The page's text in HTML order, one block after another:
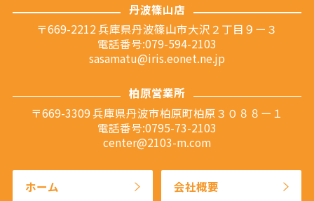
丹波篠山店
〒669-2212 兵庫県丹波篠山市大沢２丁目９ー３
電話番号:079-594-2103
sasamatu@iris.eonet.ne.jp
柏原営業所
〒669-3309 兵庫県丹波市柏原町柏原３０８８ー１
電話番号:0795-73-2103
center@2103-m.com
ホーム 会社概要